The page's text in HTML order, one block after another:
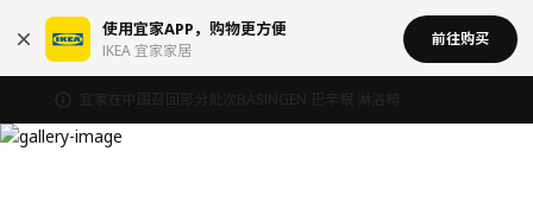
使用宜家APP，购物更方便
IKEA 宜家家居
前往购买